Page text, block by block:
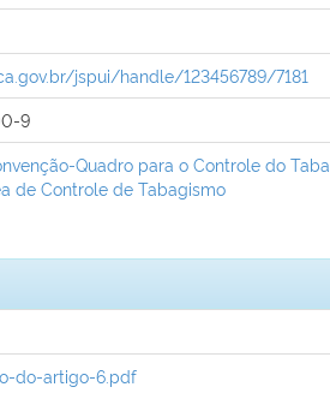
jspui/handle/123456789/7181
9
Quadro para o Controle do
de Controle de Tabagismo
do-artigo-6.pdf